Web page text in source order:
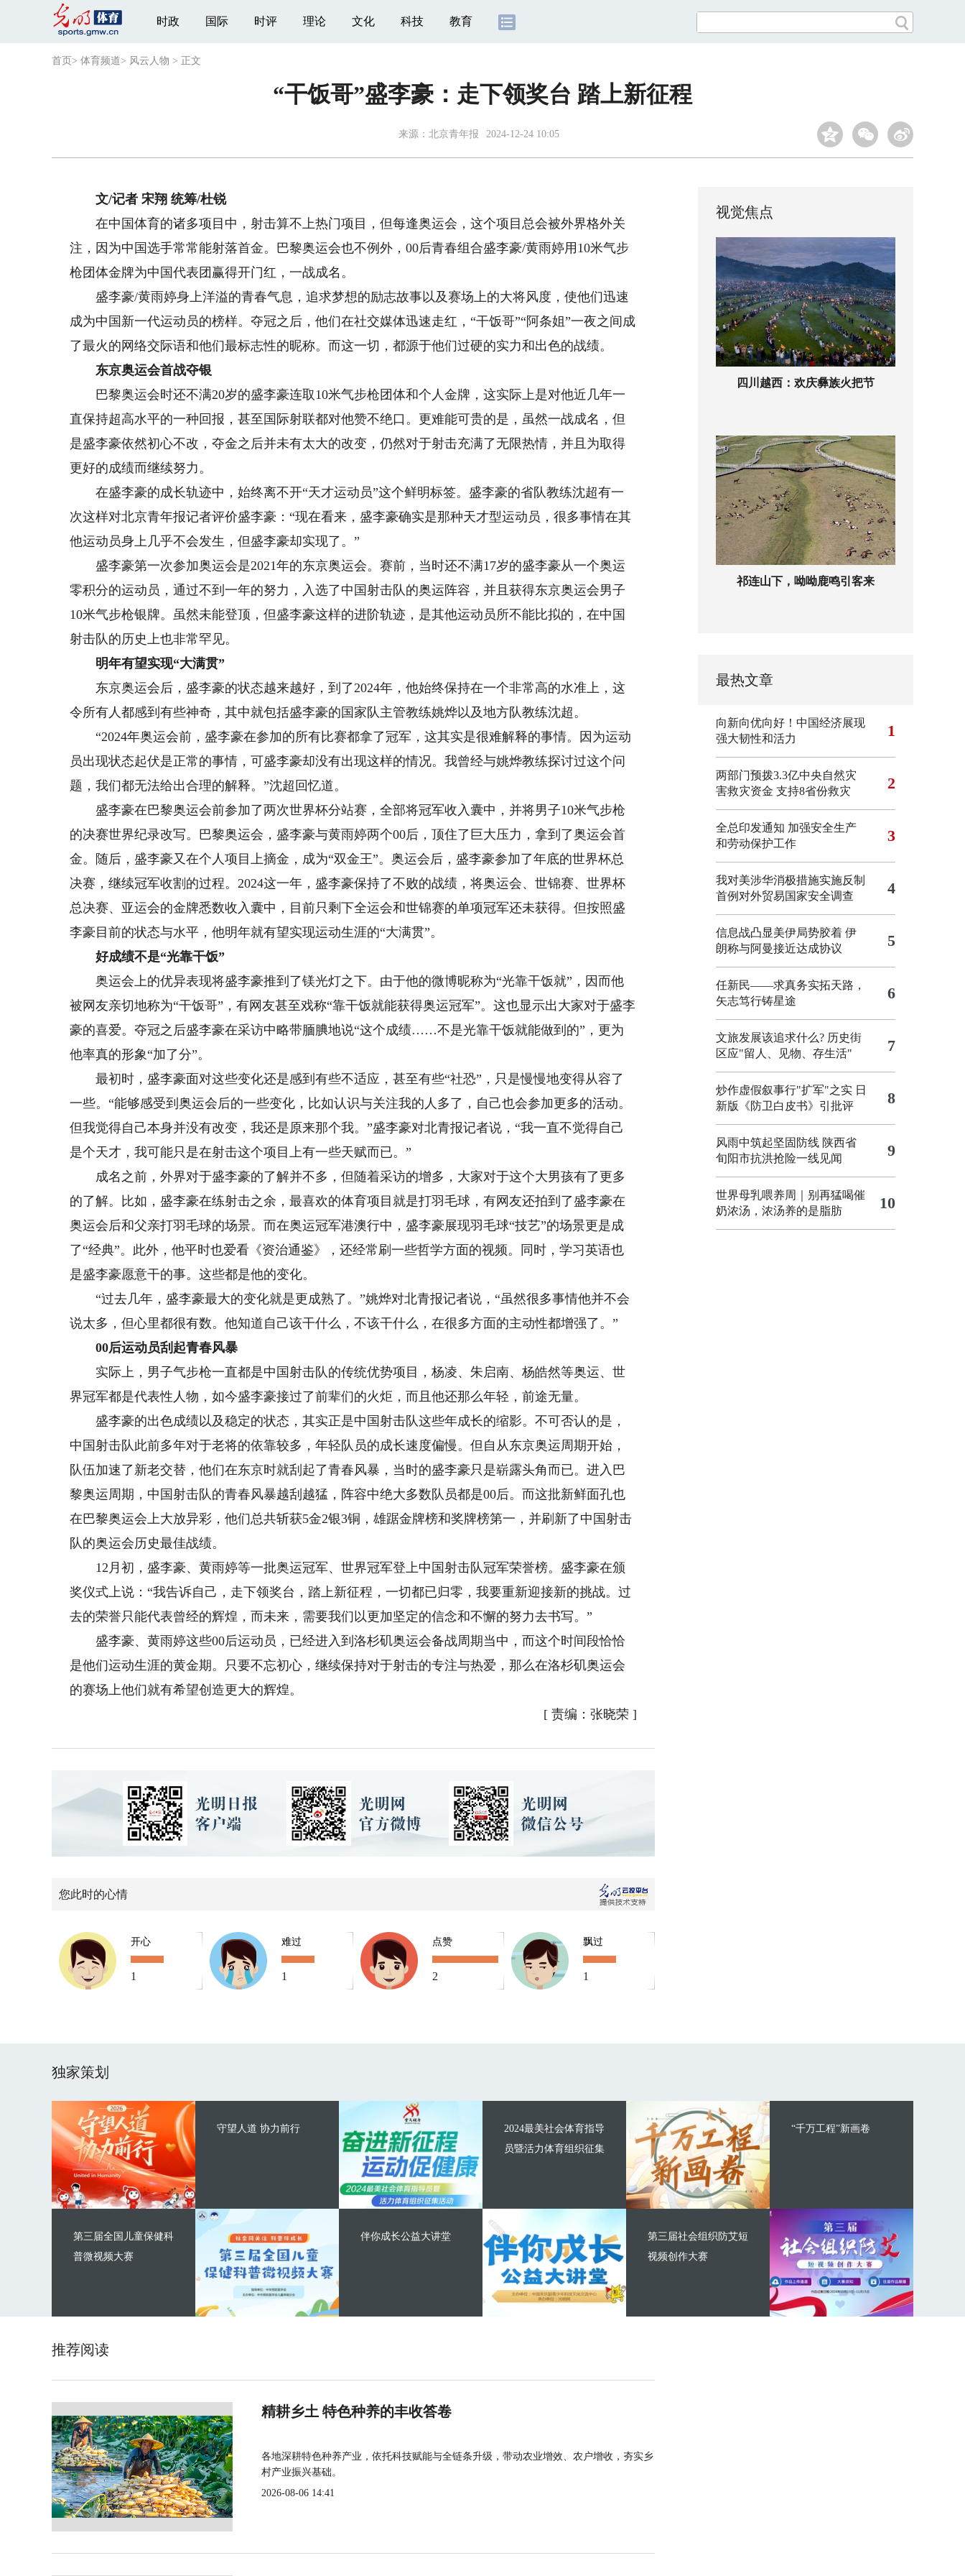
时政 国际 时评 理论 文化 科技 教育
首页 > 体育频道> 风云人物 > 正文
“干饭哥”盛李豪：走下领奖台 踏上新征程
来源： 北京青年报 2024-12-24 10:05
文/记者 宋翔 统筹/杜锐
在中国体育的诸多项目中，射击算不上热门项目，但每逢奥运会，这个项目总会被外界格外关
注，因为中国选手常常能射落首金。巴黎奥运会也不例外，00后青春组合盛李豪/黄雨婷用10米气步
枪团体金牌为中国代表团赢得开门红，一战成名。
盛李豪/黄雨婷身上洋溢的青春气息，追求梦想的励志故事以及赛场上的大将风度，使他们迅速
成为中国新一代运动员的榜样。夺冠之后，他们在社交媒体迅速走红，“干饭哥”“阿条姐”一夜之间成
了最火的网络交际语和他们最标志性的昵称。而这一切，都源于他们过硬的实力和出色的战绩。
东京奥运会首战夺银
巴黎奥运会时还不满20岁的盛李豪连取10米气步枪团体和个人金牌，这实际上是对他近几年一
直保持超高水平的一种回报，甚至国际射联都对他赞不绝口。更难能可贵的是，虽然一战成名，但
是盛李豪依然初心不改，夺金之后并未有太大的改变，仍然对于射击充满了无限热情，并且为取得
更好的成绩而继续努力。
在盛李豪的成长轨迹中，始终离不开“天才运动员”这个鲜明标签。盛李豪的省队教练沈超有一
次这样对北京青年报记者评价盛李豪：“现在看来，盛李豪确实是那种天才型运动员，很多事情在其
他运动员身上几乎不会发生，但盛李豪却实现了。”
盛李豪第一次参加奥运会是2021年的东京奥运会。赛前，当时还不满17岁的盛李豪从一个奥运
零积分的运动员，通过不到一年的努力，入选了中国射击队的奥运阵容，并且获得东京奥运会男子
10米气步枪银牌。虽然未能登顶，但盛李豪这样的进阶轨迹，是其他运动员所不能比拟的，在中国
射击队的历史上也非常罕见。
明年有望实现“大满贯”
东京奥运会后，盛李豪的状态越来越好，到了2024年，他始终保持在一个非常高的水准上，这
令所有人都感到有些神奇，其中就包括盛李豪的国家队主管教练姚烨以及地方队教练沈超。
“2024年奥运会前，盛李豪在参加的所有比赛都拿了冠军，这其实是很难解释的事情。因为运动
员出现状态起伏是正常的事情，可盛李豪却没有出现这样的情况。我曾经与姚烨教练探讨过这个问
题，我们都无法给出合理的解释。”沈超回忆道。
盛李豪在巴黎奥运会前参加了两次世界杯分站赛，全部将冠军收入囊中，并将男子10米气步枪
的决赛世界纪录改写。巴黎奥运会，盛李豪与黄雨婷两个00后，顶住了巨大压力，拿到了奥运会首
金。随后，盛李豪又在个人项目上摘金，成为“双金王”。奥运会后，盛李豪参加了年底的世界杯总
决赛，继续冠军收割的过程。2024这一年，盛李豪保持了不败的战绩，将奥运会、世锦赛、世界杯
总决赛、亚运会的金牌悉数收入囊中，目前只剩下全运会和世锦赛的单项冠军还未获得。但按照盛
李豪目前的状态与水平，他明年就有望实现运动生涯的“大满贯”。
好成绩不是“光靠干饭”
奥运会上的优异表现将盛李豪推到了镁光灯之下。由于他的微博昵称为“光靠干饭就”，因而他
被网友亲切地称为“干饭哥”，有网友甚至戏称“靠干饭就能获得奥运冠军”。这也显示出大家对于盛李
豪的喜爱。夺冠之后盛李豪在采访中略带腼腆地说“这个成绩……不是光靠干饭就能做到的”，更为
他率真的形象“加了分”。
最初时，盛李豪面对这些变化还是感到有些不适应，甚至有些“社恐”，只是慢慢地变得从容了
一些。“能够感受到奥运会后的一些变化，比如认识与关注我的人多了，自己也会参加更多的活动。
但我觉得自己本身并没有改变，我还是原来那个我。”盛李豪对北青报记者说，“我一直不觉得自己
是个天才，我可能只是在射击这个项目上有一些天赋而已。”
成名之前，外界对于盛李豪的了解并不多，但随着采访的增多，大家对于这个大男孩有了更多
的了解。比如，盛李豪在练射击之余，最喜欢的体育项目就是打羽毛球，有网友还拍到了盛李豪在
奥运会后和父亲打羽毛球的场景。而在奥运冠军港澳行中，盛李豪展现羽毛球“技艺”的场景更是成
了“经典”。此外，他平时也爱看《资治通鉴》，还经常刷一些哲学方面的视频。同时，学习英语也
是盛李豪愿意干的事。这些都是他的变化。
“过去几年，盛李豪最大的变化就是更成熟了。”姚烨对北青报记者说，“虽然很多事情他并不会
说太多，但心里都很有数。他知道自己该干什么，不该干什么，在很多方面的主动性都增强了。”
00后运动员刮起青春风暴
实际上，男子气步枪一直都是中国射击队的传统优势项目，杨凌、朱启南、杨皓然等奥运、世
界冠军都是代表性人物，如今盛李豪接过了前辈们的火炬，而且他还那么年轻，前途无量。
盛李豪的出色成绩以及稳定的状态，其实正是中国射击队这些年成长的缩影。不可否认的是，
中国射击队此前多年对于老将的依靠较多，年轻队员的成长速度偏慢。但自从东京奥运周期开始，
队伍加速了新老交替，他们在东京时就刮起了青春风暴，当时的盛李豪只是崭露头角而已。进入巴
黎奥运周期，中国射击队的青春风暴越刮越猛，阵容中绝大多数队员都是00后。而这批新鲜面孔也
在巴黎奥运会上大放异彩，他们总共斩获5金2银3铜，雄踞金牌榜和奖牌榜第一，并刷新了中国射击
队的奥运会历史最佳战绩。
12月初，盛李豪、黄雨婷等一批奥运冠军、世界冠军登上中国射击队冠军荣誉榜。盛李豪在颁
奖仪式上说：“我告诉自己，走下领奖台，踏上新征程，一切都已归零，我要重新迎接新的挑战。过
去的荣誉只能代表曾经的辉煌，而未来，需要我们以更加坚定的信念和不懈的努力去书写。”
盛李豪、黄雨婷这些00后运动员，已经进入到洛杉矶奥运会备战周期当中，而这个时间段恰恰
是他们运动生涯的黄金期。只要不忘初心，继续保持对于射击的专注与热爱，那么在洛杉矶奥运会
的赛场上他们就有希望创造更大的辉煌。
[ 责编：张晓荣]
您此时的心情
开心
1
难过
1
点赞
2
飘过
1
视觉焦点
四川越西：欢庆彝族火把节
祁连山下，呦呦鹿鸣引客来
最热文章
向新向优向好！中国经济展现
强大韧性和活力
1
两部门预拨3.3亿中央自然灾
害救灾资金 支持8省份救灾
2
全总印发通知 加强安全生产
和劳动保护工作
3
我对美涉华消极措施实施反制
首例对外贸易国家安全调查
4
信息战凸显美伊局势胶着 伊
朗称与阿曼接近达成协议
5
任新民——求真务实拓天路，
矢志笃行铸星途
6
文旅发展该追求什么? 历史街
区应"留人、见物、存生活"
7
炒作虚假叙事行"扩军"之实 日
新版《防卫白皮书》引批评
8
风雨中筑起坚固防线 陕西省
旬阳市抗洪抢险一线见闻
9
世界母乳喂养周｜别再猛喝催
奶浓汤，浓汤养的是脂肪
10
独家策划
守望人道 协力前行
第三届全国儿童保健科
普微视频大赛
2024最美社会体育指导
员暨活力体育组织征集
伴你成长公益大讲堂
“千万工程”新画卷
第三届社会组织防艾短
视频创作大赛
推荐阅读
精耕乡土 特色种养的丰收答卷
各地深耕特色种养产业，依托科技赋能与全链条升级，带动农业增效、农户增收，夯实乡
村产业振兴基础。
2026-08-06 14:41